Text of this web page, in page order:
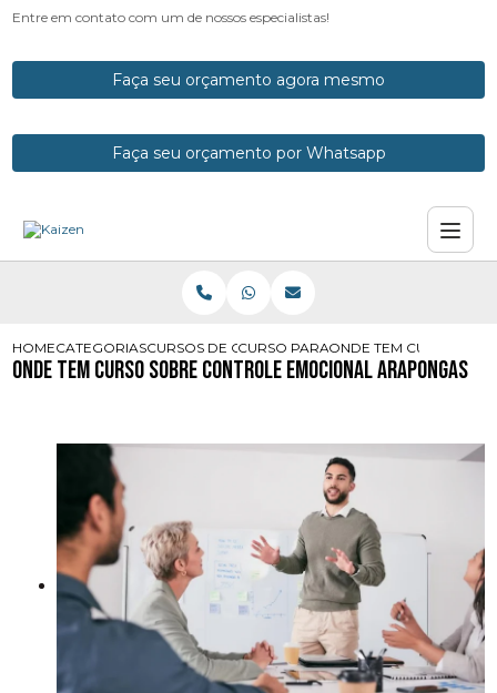
Entre em contato com um de nossos especialistas!
Faça seu orçamento agora mesmo
Faça seu orçamento por Whatsapp
HOMECATEGORIASCURSOS DE CONTROLE EMOCIONAL
CURSO PARA CONTROLE
ONDE TEM CURSO
Onde Tem Curso sobre Controle Emocional Arapongas